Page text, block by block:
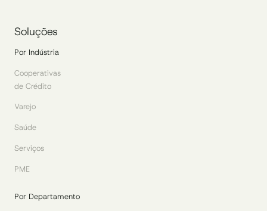
Soluções
Por Indústria
Cooperativas
de Crédito
Varejo
Saúde
Serviços
PME
Por Departamento